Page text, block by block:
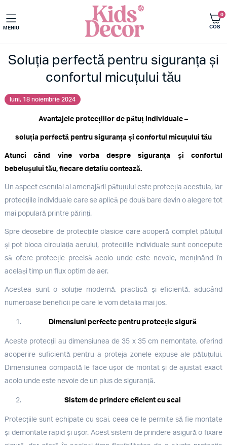
MENIU COS
0
Soluția perfectă pentru siguranța și
confortul micuțului tău
luni, 18 noiembrie 2024
Avantajele protecțiilor de pătuț individuale –
soluția perfectă pentru siguranța și confortul micuțului tău
Atunci când vine vorba despre siguranța și confortul
bebelușului tău, fiecare detaliu contează.
Un aspect esențial al amenajării pătuțului este protecția acestuia, iar
protecțiile individuale care se aplică pe două bare devin o alegere tot
mai populară printre părinți.
Spre deosebire de protecțiile clasice care acoperă complet pătuțul
și pot bloca circulația aerului, protecțiile individuale sunt concepute
să ofere protecție precisă acolo unde este nevoie, menținând în
același timp un flux optim de aer.
Acestea sunt o soluție modernă, practică și eficientă, aducând
numeroase beneficii pe care le vom detalia mai jos.
Dimensiuni perfecte pentru protecție sigură
Aceste protecții au dimensiunea de 35 x 35 cm nemontate, oferind
acoperire suficientă pentru a proteja zonele expuse ale pătuțului.
Dimensiunea compactă le face ușor de montat și de ajustat exact
acolo unde este nevoie de un plus de siguranță.
Sistem de prindere eficient cu scai
Protecțiile sunt echipate cu scai, ceea ce le permite să fie montate
și demontate rapid și ușor. Acest sistem de prindere asigură o fixare